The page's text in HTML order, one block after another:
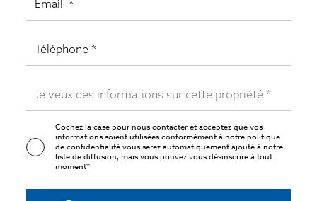
Cochez la case pour nous contacter et acceptez que vos
informations soient utilisées conformément à notrepolitique
de confidentialitévous serez automatiquement ajouté à notre
liste de diffusion, mais vous pouvez vous désinscrire à tout
moment*